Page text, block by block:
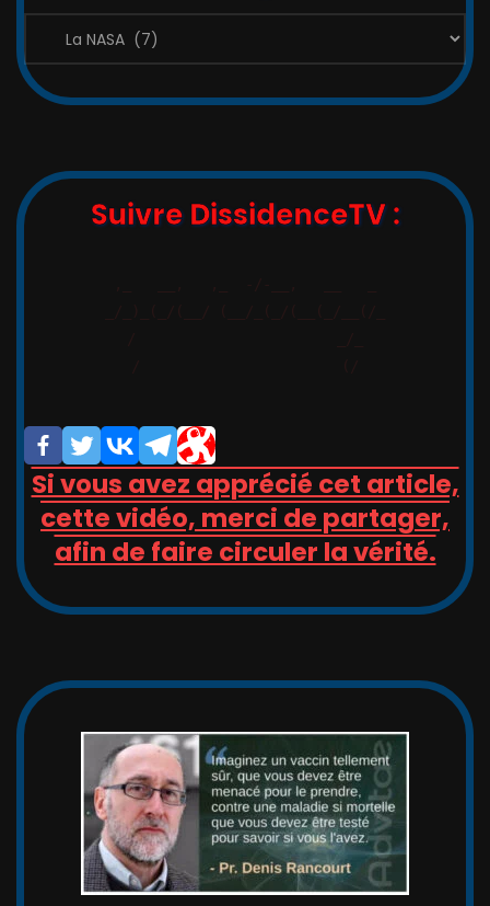
Catégories
Suivre DissidenceTV :
Si vous avez apprécié cet article,
cette vidéo, merci de partager,
afin de faire circuler la vérité.